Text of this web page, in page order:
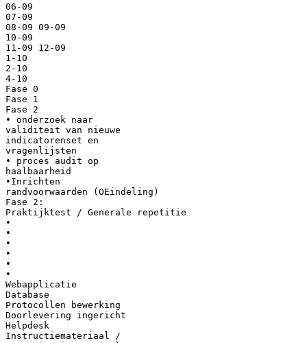
06-09
07-09
08-09 09-09
10-09
11-09 12-09
1-10
2-10
4-10
Fase 0
Fase 1
Fase 2
• onderzoek naar
validiteit van nieuwe
indicatorenset en
vragenlijsten
• proces audit op
haalbaarheid
•Inrichten
randvoorwaarden (OEindeling)
Fase 2:
Praktijktest / Generale repetitie
•
•
•
•
•
•
Webapplicatie
Database
Protocollen bewerking
Doorlevering ingericht
Helpdesk
Instructiemateriaal /